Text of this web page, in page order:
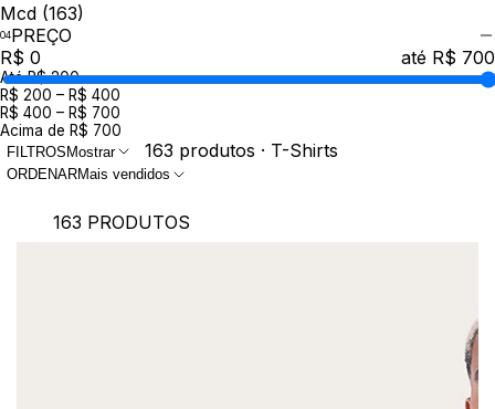
Mcd (163)
PREÇO
R$ 0
até R$ 700
Até R$ 200
R$ 200 – R$ 400
R$ 400 – R$ 700
Acima de R$ 700
FILTROS Mostrar 163 produtos · T-Shirts
ORDENARMais vendidos
163 PRODUTOS